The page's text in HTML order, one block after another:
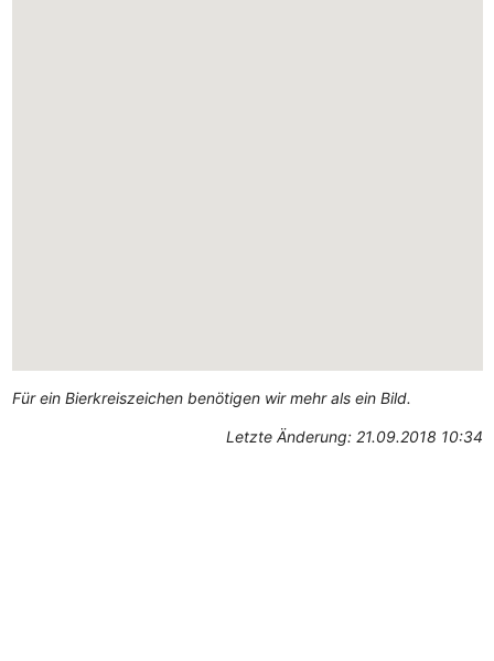
Für ein Bierkreiszeichen benötigen wir mehr als ein Bild.
Letzte Änderung: 21.09.2018 10:34